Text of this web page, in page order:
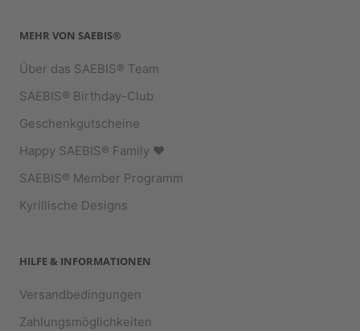
MEHR VON SAEBIS®
Über das SAEBIS® Team
SAEBIS® Birthday-Club
Geschenkgutscheine
Happy SAEBIS® Family ♥︎
SAEBIS® Member Programm
Kyrillische Designs
HILFE & INFORMATIONEN
Versandbedingungen
Zahlungsmöglichkeiten